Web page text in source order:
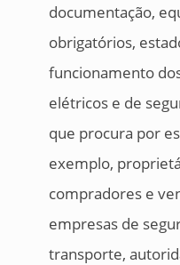
documentação,
obrigatórios,
funcionamento
elétricos e de
que procura por
exemplo,
compradores e
empresas de
transporte,